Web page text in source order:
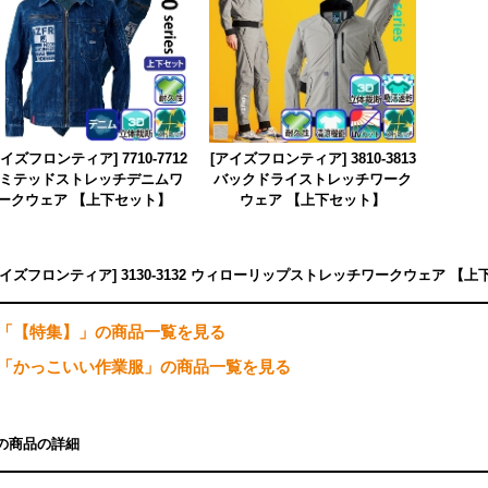
ズフロンティア] 7710-7712
テッドストレッチデニムワ
クウェア 【上下セット】
[アイズフロンティア] 3810-3813
バックドライストレッチワーク
ウェア 【上下セット】
ズフロンティア] 3130-3132 ウィローリップストレッチワークウェア 【上
【特集】」の商品一覧を見る
かっこいい作業服」の商品一覧を見る
商品の詳細